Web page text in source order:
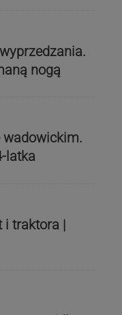
nogą
wadowickim.
latka
i traktora |